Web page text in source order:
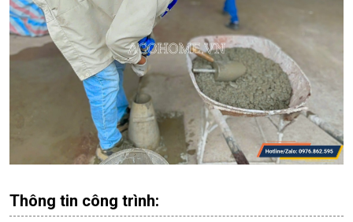
Thông tin công trình: